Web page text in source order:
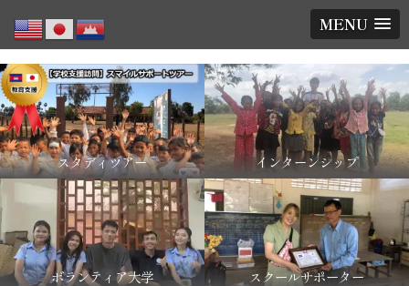
MENU
スタディツアー インターンシップ
ボランティア大学 スクールサポーター